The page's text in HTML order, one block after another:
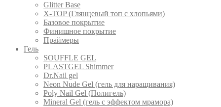
Glitter Base
X-TOP (Глянцевый топ с хлопьями)
Базовое покрытие
Финишное покрытие
Праймеры
Гель
SOUFFLE GEL
PLASTGEL Shimmer
Dr.Nail gel
Neon Nude Gel (гель для наращивания)
Poly Nail Gel (Полигель)
Mineral Gel (гель с эффектом мрамора)